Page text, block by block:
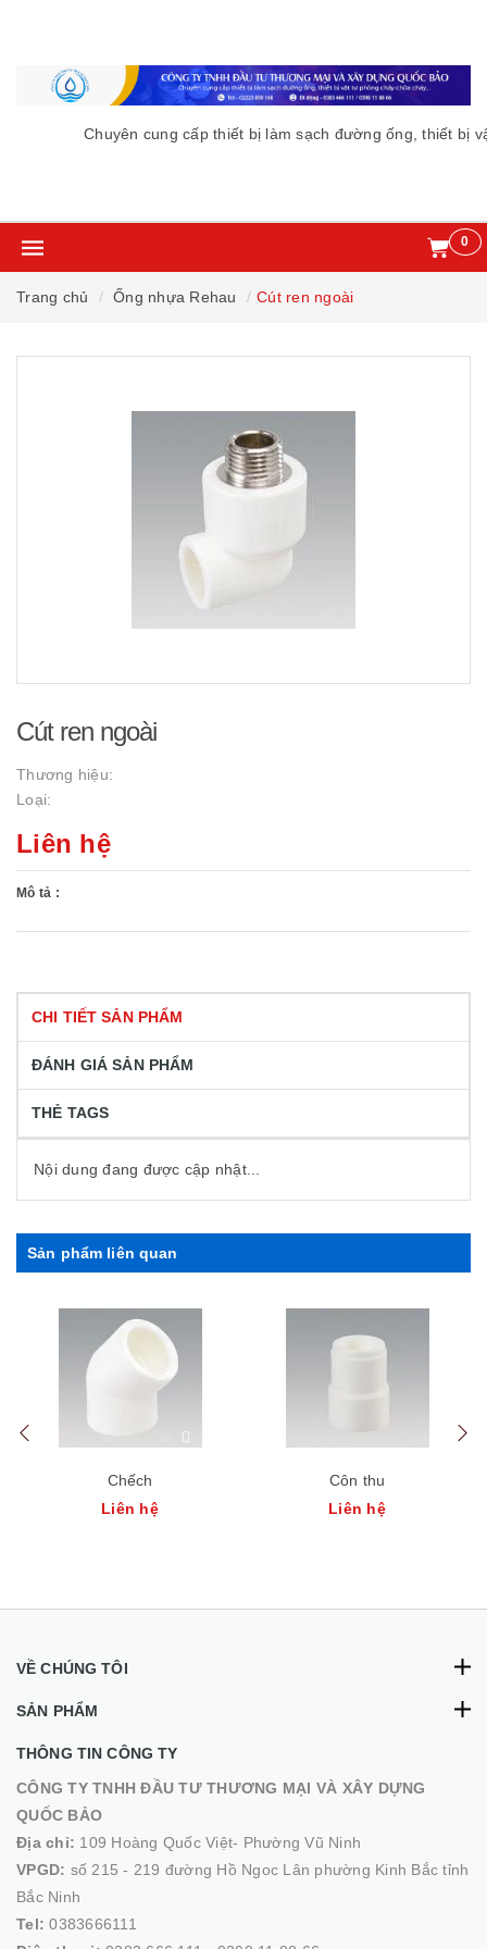
Chuyên cung cấp thiết bị làm sạch đường ống, thiết bị
0
Trang chủ Ống nhựa Rehau Cút ren ngoài
Cút ren ngoài
Thương hiệu:
Loại:
Liên hệ
Mô tả :
CHI TIẾT SẢN PHẨM
ĐÁNH GIÁ SẢN PHẨM
THẺ TAGS
Nội dung đang được cập nhật...
Sản phẩm liên quan
Chếch
Liên hệ
Côn thu
Liên hệ
VỀ CHÚNG TÔI
SẢN PHẨM
THÔNG TIN CÔNG TY
CÔNG TY TNHH ĐẦU TƯ THƯƠNG MẠI VÀ XÂY DỰNG
QUỐC BẢO
Địa chỉ: 109 Hoàng Quốc Việt- Phường Vũ Ninh
VPGD: số 215 - 219 đường Hồ Ngoc Lân phường Kinh Bắc tỉnh
Bắc Ninh
Tel:0383666111